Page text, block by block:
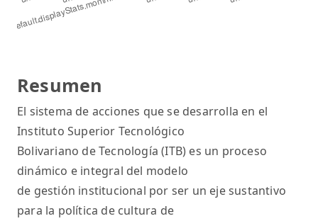
Resumen
El sistema de acciones que se desarrolla en el
Instituto Superior Tecnológico
Bolivariano de Tecnología (ITB) es un proceso
dinámico e integral del modelo
de gestión institucional por ser un eje sustantivo
para la política de cultura de